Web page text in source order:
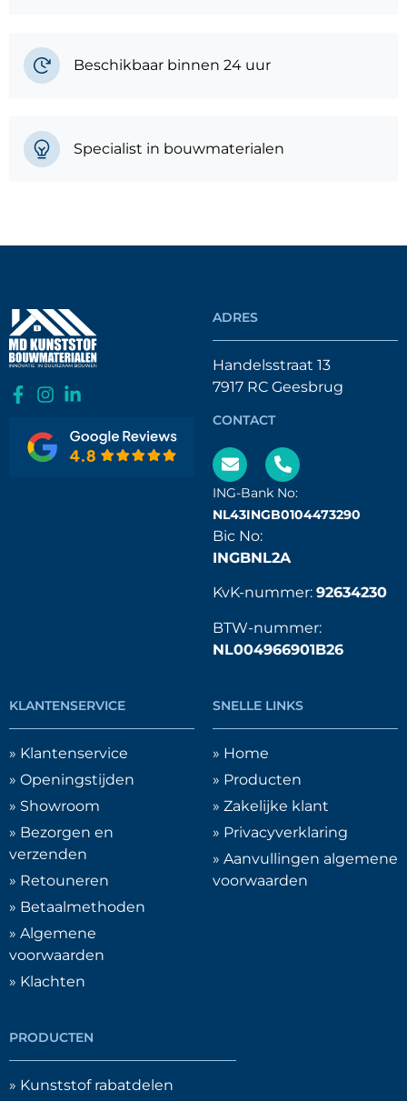
Beschikbaar binnen 24 uur
Specialist in bouwmaterialen
ADRES
Handelsstraat 13
7917 RC Geesbrug
CONTACT
ING-Bank No:
NL43INGB0104473290
Bic No:
INGBNL2A
KvK-nummer: 92634230
BTW-nummer:
NL004966901B26
KLANTENSERVICE
» Klantenservice
» Openingstijden
» Showroom
» Bezorgen en
verzenden
» Retouneren
» Betaalmethoden
» Algemene
voorwaarden
» Klachten
SNELLE LINKS
» Home
» Producten
» Zakelijke klant
» Privacyverklaring
» Aanvullingen algemene
voorwaarden
PRODUCTEN
» Kunststof rabatdelen